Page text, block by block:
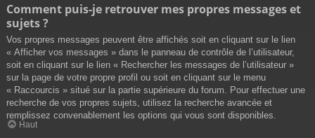
Comment puis-je retrouver mes propres messages et
sujets ?
Vos propres messages peuvent être affichés soit en cliquant sur le lien
« Afficher vos messages » dans le panneau de contrôle de l’utilisateur,
soit en cliquant sur le lien « Rechercher les messages de l’utilisateur »
sur la page de votre propre profil ou soit en cliquant sur le menu
« Raccourcis » situé sur la partie supérieure du forum. Pour effectuer une
recherche de vos propres sujets, utilisez la recherche avancée et
remplissez convenablement les options qui vous sont disponibles.
Haut